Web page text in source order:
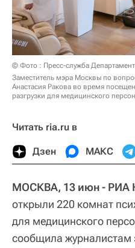
© Фото : Пресс-служба
Заместитель мэра Москвы по
Анастасия Ракова во время
разгрузки для медицинского
Читать ria.ru в
Дзен МАКС
МОСКВА, 13 июн - РИА
открыли 220 комнат
для медицинского
сообщила журналистам